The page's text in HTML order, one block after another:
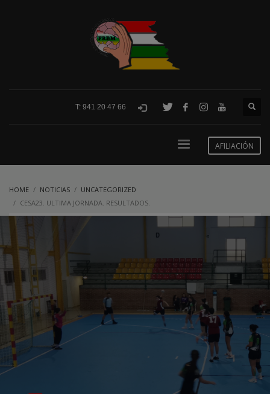
T: 941 20 47 66
AFILIACIÓN
HOME NOTICIAS
UNCATEGORIZED
CESA23. ULTIMA JORNADA. RESULTADOS.